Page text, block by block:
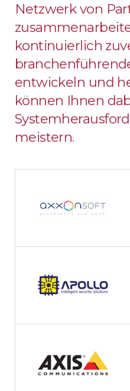
Netzwerk von
kontinuierlich
entwickeln und
können Ihnen
meistern.